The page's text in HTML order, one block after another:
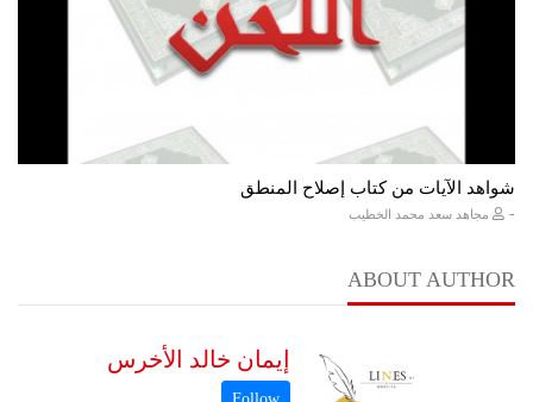
شواهد الآيات من كتاب إصلاح المنطق
- مجاهد سعد محمد الخطيب
ABOUT AUTHOR
إيمان خالد الأخرس